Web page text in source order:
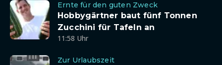
Ernte für den guten Zweck
Hobbygärtner baut fünf Tonnen
Zucchini für Tafeln an
11:58 Uhr
Zur Urlaubszeit